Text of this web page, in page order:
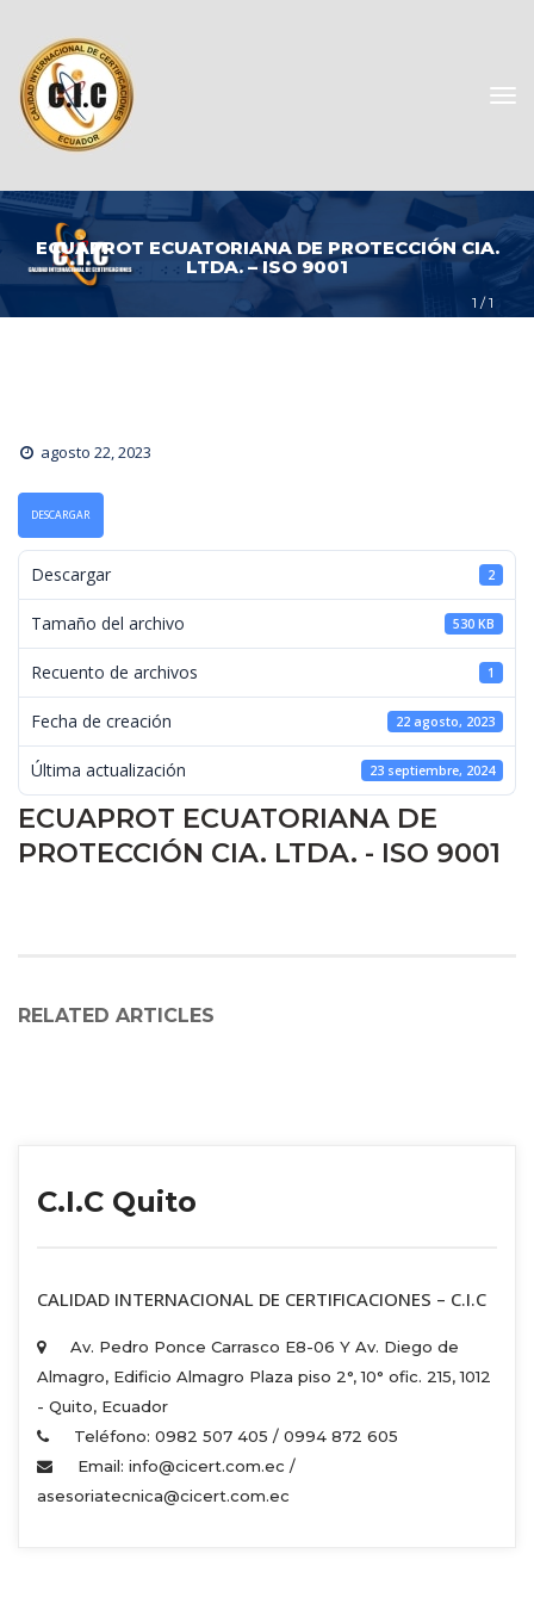
1 / 1
ECUAPROT ECUATORIANA DE PROTECCIÓN CIA.
LTDA. – ISO 9001
agosto 22, 2023
DESCARGAR
Descargar 2
Tamaño del archivo 530 KB
Recuento de archivos 1
Fecha de creación 22 agosto, 2023
Última actualización 23 septiembre, 2024
ECUAPROT ECUATORIANA DE
PROTECCIÓN CIA. LTDA. - ISO 9001
RELATED ARTICLES
C.I.C Quito
CALIDAD INTERNACIONAL DE CERTIFICACIONES – C.I.C
Av. Pedro Ponce Carrasco E8-06 Y Av. Diego de
Almagro, Edificio Almagro Plaza piso 2°, 10° ofic. 215, 1012
- Quito, Ecuador
Teléfono: 0982 507 405 / 0994 872 605
Email: info@cicert.com.ec /
asesoriatecnica@cicert.com.ec